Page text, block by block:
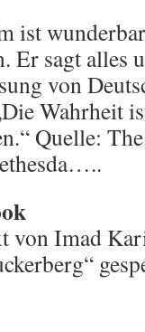
ist
Er sagt alles
von
Wahrheit
Quelle:
von Imad